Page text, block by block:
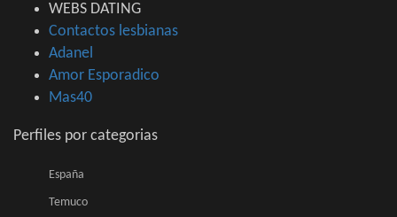
WEBS DATING
Contactos lesbianas
Adanel
Amor Esporadico
Mas40
Perfiles por categorias
España
Temuco